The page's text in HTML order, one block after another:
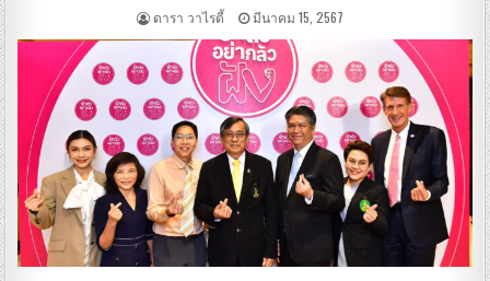
ดารา วาไรตี้ มีนาคม 15, 2567